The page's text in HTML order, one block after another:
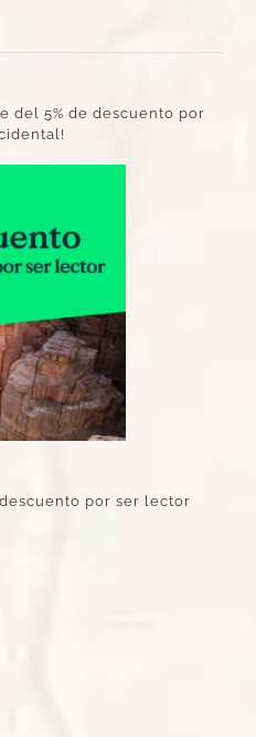
del 5% de descuento por
por ser lector